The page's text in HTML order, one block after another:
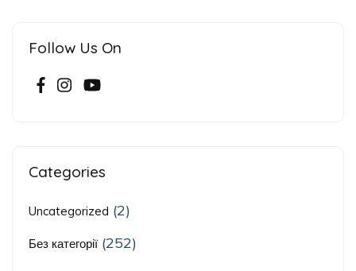
Follow Us On
Categories
Uncategorized (2)
Без категорії (252)